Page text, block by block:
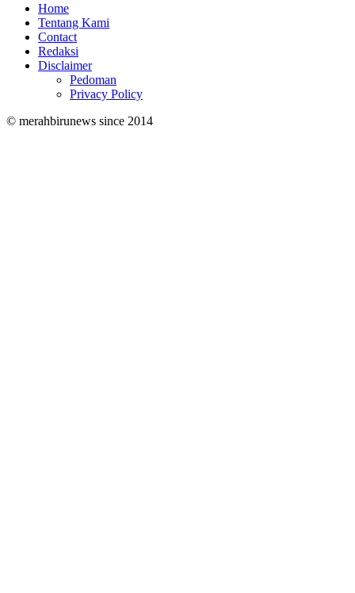
Home
Tentang Kami
Contact
Redaksi
Disclaimer
Pedoman
Privacy Policy
© merahbirunews since 2014